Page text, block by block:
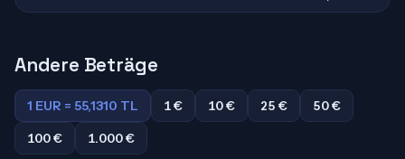
Andere Beträge
1 EUR = 55,1310 TL 1 € 10 € 25 €
50 €
100 €
1.000 €